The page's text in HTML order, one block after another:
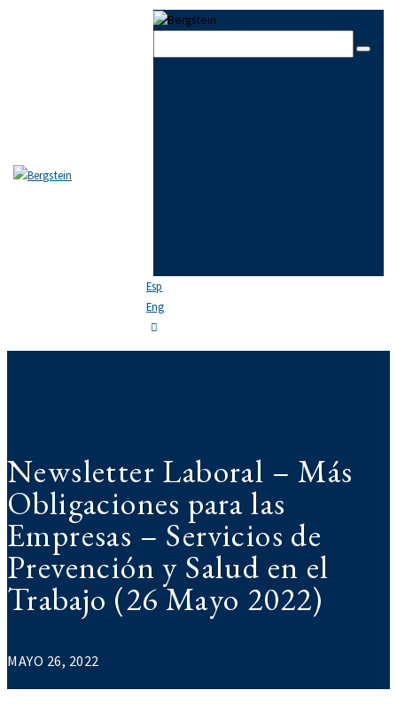
Skip to sidebarSkip to footer
Esp
Eng
ÁREAS DE PRÁCTICA
Newsletter Laboral – Más
Obligaciones para las
Empresas – Servicios de
Prevención y Salud en el
Trabajo (26 Mayo 2022)
MAYO 26, 2022